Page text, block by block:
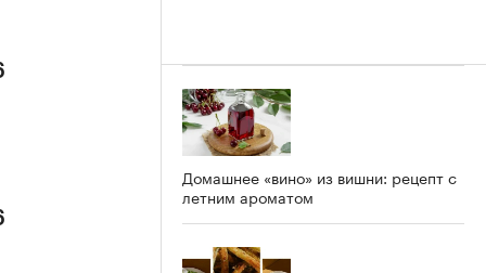
Домашнее «вино» из вишни: рецепт с
летним ароматом